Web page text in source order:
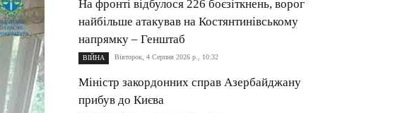
На фронті відбулося 226 боєзіткнень, ворог
найбільше атакував на Костянтинівському
напрямку – Генштаб
ВІЙНА Вівторок, 4 Серпня 2026 р., 10:32
Міністр закордонних справ Азербайджану
прибув до Києва